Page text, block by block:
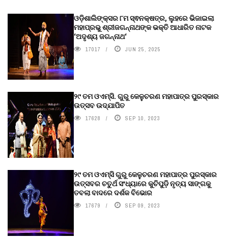
ଓଡ଼ିଶାଲିଙ୍କ୍ସର ୮ମ ସ୍ଵନକ୍ଷତ୍ର, ଲୁହରେ ଭିଜାଇଲା
ମହାପ୍ରଭୁ ଶ୍ରୀଜଗନ୍ନାଥଙ୍କ ଭକ୍ତି ଆଧାରିତ ନାଟକ
‘ଅଦୃଶ୍ୟ ଜଗନ୍ନାଥ‘
17017 JUN 25, 2025
୨୯ ତମ ଓଏମ୍‌ସି. ଗୁରୁ କେଳୁଚରଣ ମହାପାତ୍ର ପୁରସ୍କାର
ଉତ୍ସବ ଉଦ୍‍ଯାପିତ
17628 SEP 10, 2023
୨୯ ତମ ଓଏମ୍‌ସି ଗୁରୁ କେଳୁଚରଣ ମହାପାତ୍ର ପୁରସ୍କାର
ଉତ୍ସବର ଚତୁର୍ଥ ସଂଧ୍ୟାରେ କୁଚିପୁଡ଼ି ନୃତ୍ୟ ସାଙ୍ଗକୁ
ତବଲା ବାଦରେ ଦର୍ଶକ ବିଭୋର
17679 SEP 09, 2023